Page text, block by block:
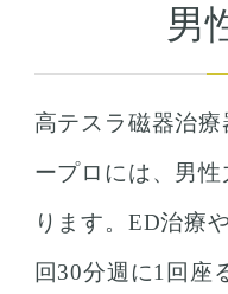
男
高テスラ磁器治
ープロには、男
ります。ED治療
回30分週に1回座